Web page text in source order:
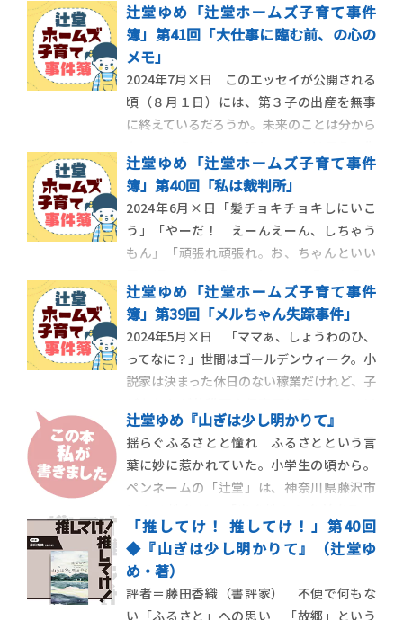
辻堂ゆめ「辻堂ホームズ子育て事件
簿」第41回「大仕事に臨む前、の心の
メモ」
2024年7月×日 このエッセイが公開される
頃（８月１日）には、第３子の出産を無事
に終えているだろうか。未来のことは分から
日、出産前後の互いの仕事の調整について
夫婦で話し合う機会があった。「万が一に
備えて、俺もできるだけ仕事の稼働を抑えて
おかないとなぁ……だって出産当日って、言
って
辻堂ゆめ「辻堂ホームズ子育て事件
簿」第40回「私は裁判所」
2024年6月×日「髪チョキチョキしにいこ
う」「やーだ！ えーんえーん、しちゃう
もん」「頑張れ頑張れ。お、ちゃんといい
ん、してないよ！（得意顔）」 幼い子ど
もの髪を、親が抱っこしたまま切ってもらえ
る理容室を、最近重宝している。頭を出す
ところが2か所ある親子散髪ケープを用意し
てくださ
辻堂ゆめ「辻堂ホームズ子育て事件
簿」第39回「メルちゃん失踪事件」
2024年5月×日 「ママぁ、しょうわのひ、
ってなに？」世間はゴールデンウィーク。小
説家は決まった休日のない稼業だけれど、子
上、連休はカレンダーどおりに訪れる。
「昭和天皇、っていう人のお誕生日だよ」
「しょうわてんのう、ってだれ？」「偉い
人だよ。だから幼稚園がお休みになるんだ
よ」「ふ
辻堂ゆめ『山ぎは少し明かりて』
揺らぐふるさとと憧れ ふるさとという言
葉に妙に惹かれていた。小学生の頃から。
ペンネームの「辻堂」は、神奈川県藤沢市
た」と取材などではよく説明する。父は横
浜生まれ、辻堂育ち。母も神奈川育ち。つ
まり私は二世だ。だけど０歳から９歳ま
で、父の転勤の都合で、私は茨城県水戸市で
「推してけ！ 推してけ！」第40回
◆『山ぎは少し明かりて』（辻堂ゆ
め・著）
評者＝藤田香織（書評家） 不便で何もな
い「ふるさと」への思い 「故郷」という